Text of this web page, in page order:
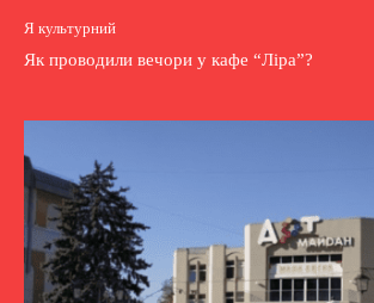
Я культурний
Як проводили вечори у кафе “Ліра”?